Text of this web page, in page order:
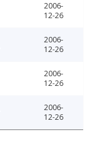
2006-
12-26
2006-
12-26
2006-
12-26
2006-
12-26